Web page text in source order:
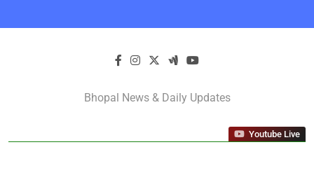
Bhopal Latest
News In Hindi
Bhopal News & Daily Updates
Youtube Live